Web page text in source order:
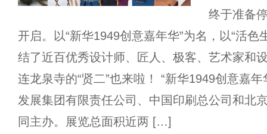
终于准备
开启。以“新华1949创意嘉年华”为名，以“活色
结了近百优秀设计师、匠人、极客、艺术家和
连龙泉寺的“贤二”也来啦！ “新华1949创意嘉
发展集团有限责任公司、中国印刷总公司和北
同主办。展览总面积近两 […]